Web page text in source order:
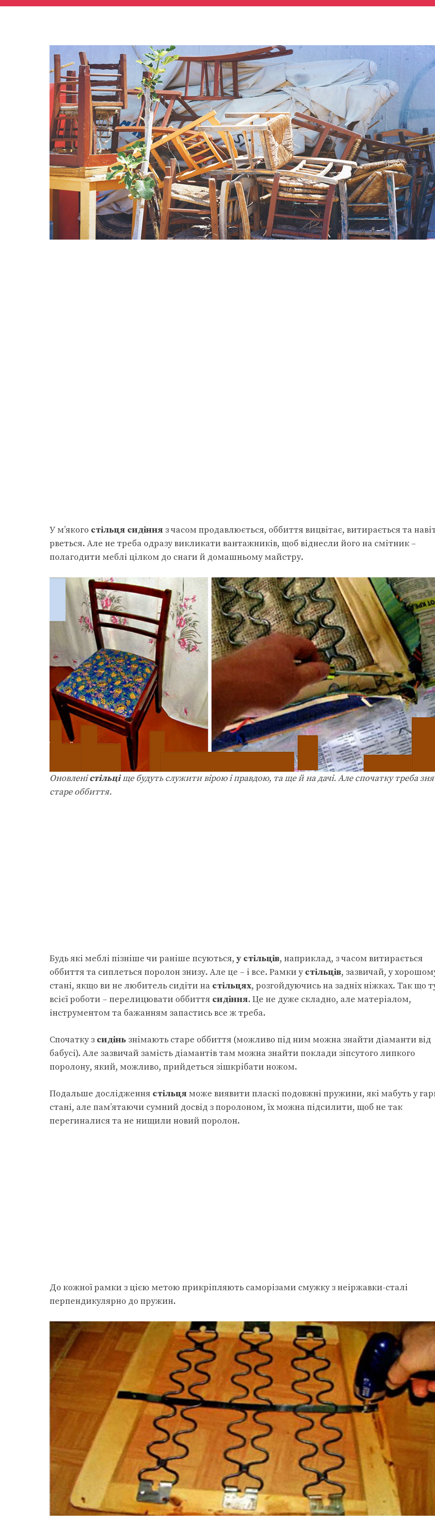
У м’якого стільця сидіння з часом продавлюється, оббиття вицвітає, витирається та
рветься. Але не треба одразу викликати вантажників, щоб віднесли його на смітник –
полагодити меблі цілком до снаги й домашньому майстру.
Оновленістільціще будуть служити вірою і правдою, та ще й на дачі. Але спочатку треба
старе оббиття.
Будь які меблі пізніше чи раніше псуються, у стільців, наприклад, з часом витирається
оббиття та сиплеться поролон знизу. Але це – і все. Рамки устільців, зазвичай, у
стані, якщо ви не любитель сидіти на стільцях, розгойдуючись на задніх ніжках. Так що
всієї роботи – перелицювати оббиття сидіння. Це не дуже складно, але матеріалом,
інструментом та бажанням запастись все ж треба.
Спочатку з сидінь знімають старе оббиття (можливо під ним можна знайти діаманти від
бабусі). Але зазвичай замість діамантів там можна знайти поклади зіпсутого липкого
поролону, який, можливо, прийдеться зішкрібати ножом.
Подальше дослідження стільця може виявити пласкі подовжні пружини, які мабуть у
стані, але пам’ятаючи сумний досвід з поролоном, їх можна підсилити, щоб не так
перегиналися та не нищили новий поролон.
До кожної рамки з цією метою прикріпляють саморізами смужку з неіржавки-сталі
перпендикулярно до пружин.